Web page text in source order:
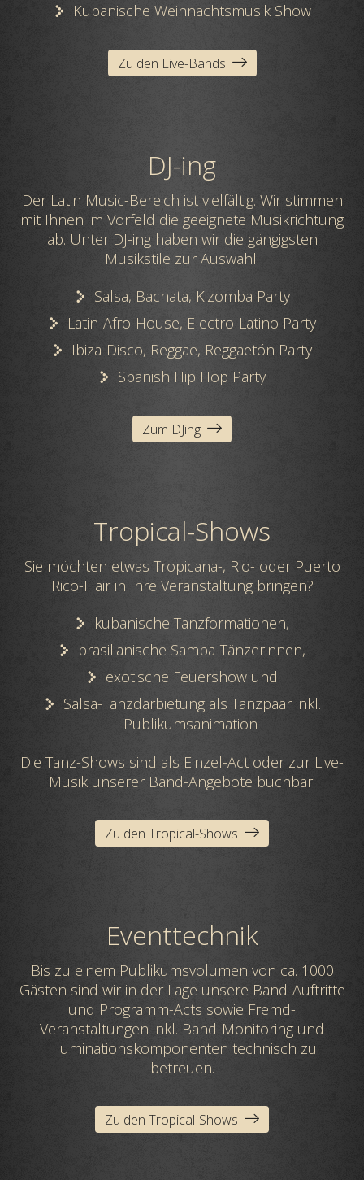
Kubanische Weihnachtsmusik Show
Zu den Live-Bands
DJ-ing
Der Latin Music-Bereich ist vielfältig. Wir stimmen
mit Ihnen im Vorfeld die geeignete Musikrichtung
ab. Unter DJ-ing haben wir die gängigsten
Musikstile zur Auswahl:
Salsa, Bachata, Kizomba Party
Latin-Afro-House, Electro-Latino Party
Ibiza-Disco, Reggae, Reggaetón Party
Spanish Hip Hop Party
Zum DJing
Tropical-Shows
Sie möchten etwas Tropicana-, Rio- oder Puerto
Rico-Flair in Ihre Veranstaltung bringen?
kubanische Tanzformationen,
brasilianische Samba-Tänzerinnen,
exotische Feuershow und
Salsa-Tanzdarbietung als Tanzpaar inkl.
Publikumsanimation
Die Tanz-Shows sind als Einzel-Act oder zur Live-
Musik unserer Band-Angebote buchbar.
Zu den Tropical-Shows
Eventtechnik
Bis zu einem Publikumsvolumen von ca. 1000
Gästen sind wir in der Lage unsere Band-Auftritte
und Programm-Acts sowie Fremd-
Veranstaltungen inkl. Band-Monitoring und
Illuminationskomponenten technisch zu
betreuen.
Zu den Tropical-Shows